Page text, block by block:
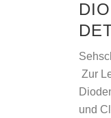
Zur
und